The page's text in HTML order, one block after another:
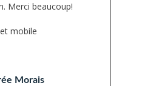
Merci beaucoup!
mobile
Morais